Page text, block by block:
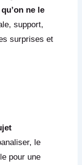
ne le
support,
surprises et
le
pour une